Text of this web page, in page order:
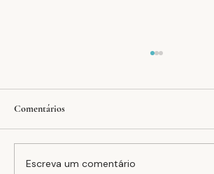
Comentários
Escreva um comentário